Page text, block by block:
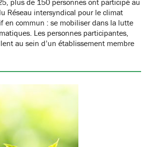
Réseau intersyndical pour le climat
en commun : se mobiliser dans la lutte
Les personnes participantes,
au sein d’un établissement membre